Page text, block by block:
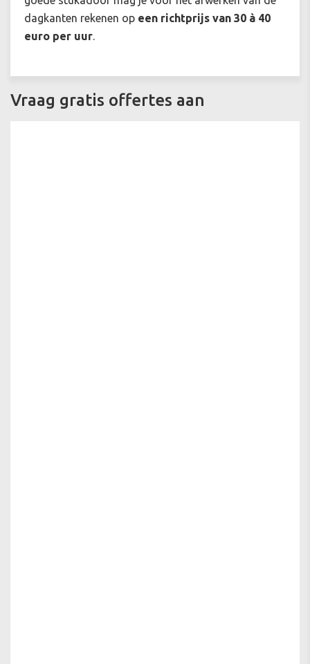
dagkanten rekenen op een richtprijs van 30 à 40
euro per uur.
Vraag gratis offertes aan